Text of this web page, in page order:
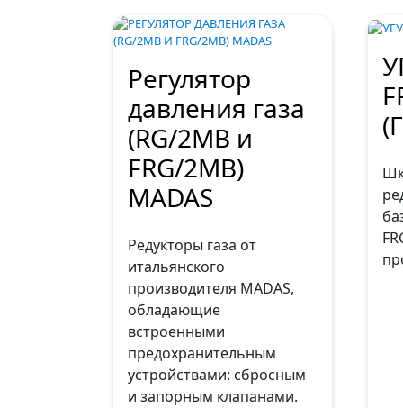
Регулятор
давления газа
(RG/2MB и
FRG/2MB)
MADAS
Редукторы газа от
итальянского
производителя MADAS,
обладающие
встроенными
предохранительным
устройствами: сбросным
и запорным клапанами.